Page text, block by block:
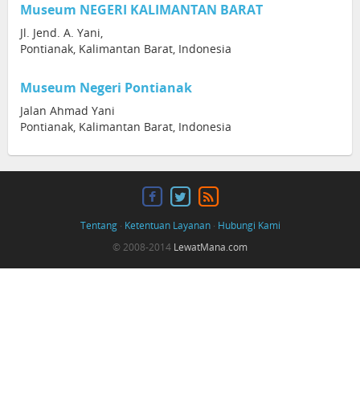
Museum NEGERI KALIMANTAN BARAT
Jl. Jend. A. Yani,
Pontianak, Kalimantan Barat, Indonesia
Museum Negeri Pontianak
Jalan Ahmad Yani
Pontianak, Kalimantan Barat, Indonesia
Tentang· Ketentuan Layanan· Hubungi Kami
© 2008-2014 LewatMana.com